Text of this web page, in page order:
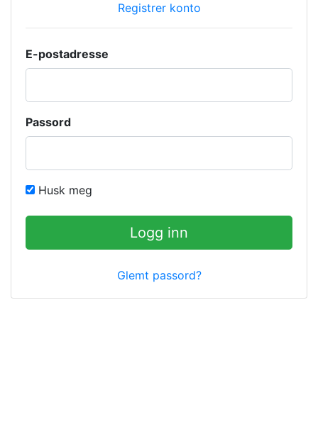
Registrer konto
E-postadresse
Passord
Husk meg
Logg inn
Glemt passord?